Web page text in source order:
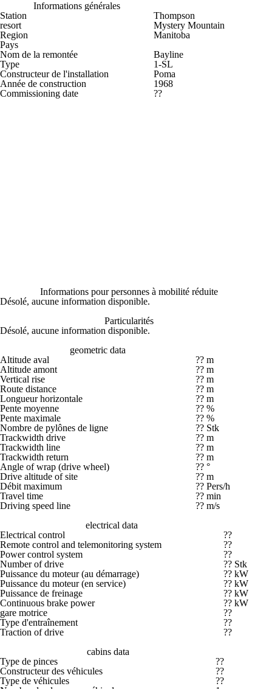
Informations générales
Station
Thompson
resort
Mystery Mountain
Region
Manitoba
Pays
Nom de la remontée
Bayline
Type
1-SL
Constructeur de l'installation
Poma
Année de construction
1968
Commissioning date
??
Informations pour personnes à mobilité réduite
Désolé, aucune information disponible.
Particularités
Désolé, aucune information disponible.
geometric data
Altitude aval
?? m
Altitude amont
?? m
Vertical rise
?? m
Route distance
?? m
Longueur horizontale
?? m
Pente moyenne
?? %
Pente maximale
?? %
Nombre de pylônes de ligne
?? Stk
Trackwidth drive
?? m
Trackwidth line
?? m
Trackwidth return
?? m
Angle of wrap (drive wheel)
?? °
Drive altitude of site
?? m
Débit maximum
?? Pers/h
Travel time
?? min
Driving speed line
?? m/s
electrical data
Electrical control
??
Remote control and telemonitoring system
??
Power control system
??
Number of drive
?? Stk
Puissance du moteur (au démarrage)
?? kW
Puissance du moteur (en service)
?? kW
Puissance de freinage
?? kW
Continuous brake power
?? kW
gare motrice
??
Type d'entraînement
??
Traction of drive
??
cabins data
Type de pinces
??
Constructeur des véhicules
??
Type de véhicules
??